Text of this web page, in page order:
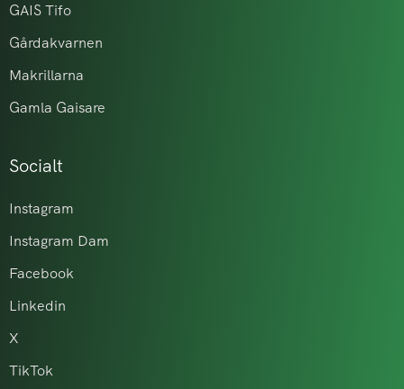
GAIS Tifo
Gårdakvarnen
Makrillarna
Gamla Gaisare
Socialt
Instagram
Instagram Dam
Facebook
Linkedin
X
TikTok